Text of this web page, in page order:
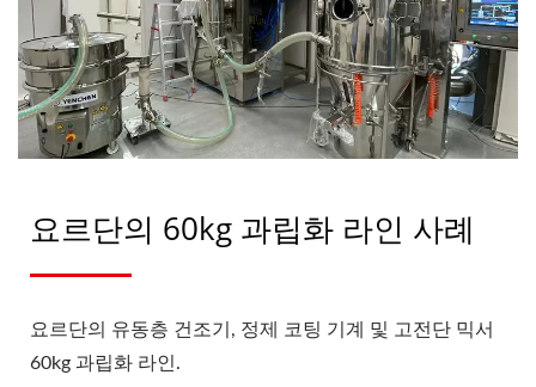
요르단의 60kg 과립화 라인 사례
요르단의 유동층 건조기, 정제 코팅 기계 및 고전단 믹서
60kg 과립화 라인.